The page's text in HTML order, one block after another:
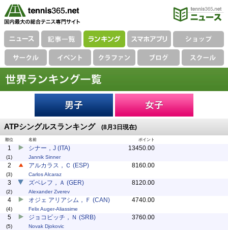
ATPシングルスランキング (8月3日現在)
順位 名前 ポイント
1
(1)
シナー，J (ITA)
Jannik Sinner
13450.00
2
(3)
アルカラス，Ｃ (ESP)
Carlos Alcaraz
8160.00
3
(2)
ズベレフ，Ａ (GER)
Alexander Zverev
8120.00
4
(4)
オジェ アリアシム，Ｆ (CAN)
Felix Auger-Aliassime
4740.00
5
(5)
ジョコビッチ，Ｎ (SRB)
Novak Djokovic
3760.00